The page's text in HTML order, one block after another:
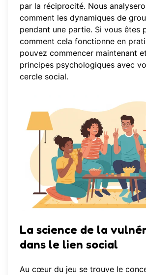
par la réciprocité. Nous
comment les dynamiques de
pendant une partie. Si vous êtes
comment cela fonctionne en
pouvez commencer maintenant
principes psychologiques avec
cercle social.
La science de la
dans le lien social
Au cœur du jeu se trouve le